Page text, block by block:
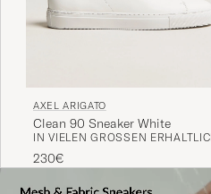
AXEL ARIGATO
Clean 90 Sneaker White
IN VIELEN GRÖSSEN ERHÄLTLICH
230€